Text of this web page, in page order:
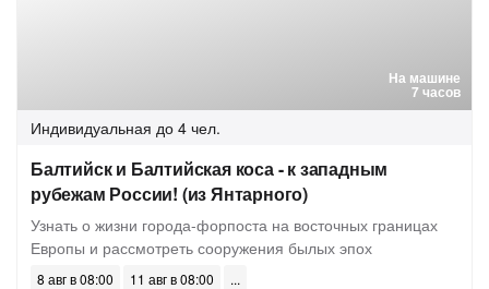
На машине
7 часов
Индивидуальная до 4 чел.
Балтийск и Балтийская коса - к западным
рубежам России! (из Янтарного)
Узнать о жизни города-форпоста на восточных границах
Европы и рассмотреть сооружения былых эпох
8 авг в 08:00
11 авг в 08:00